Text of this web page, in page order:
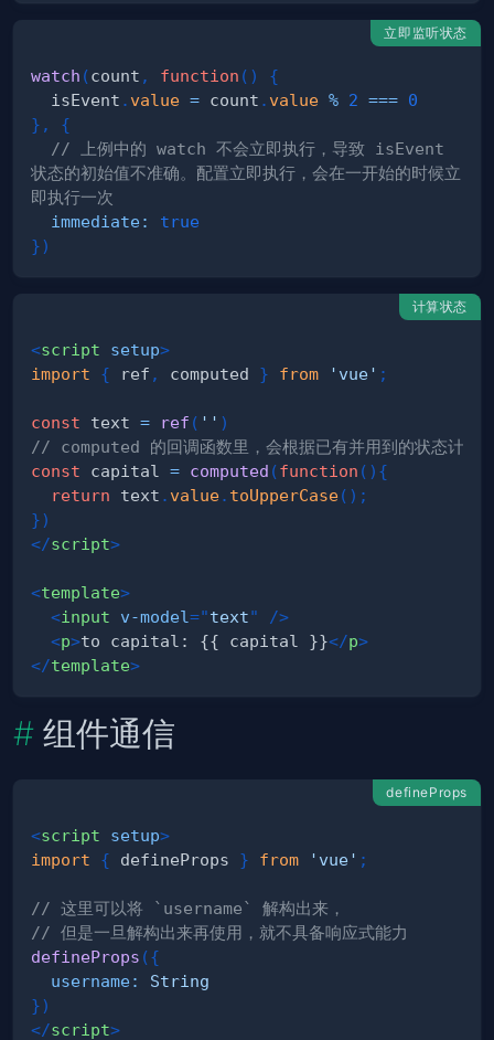
立即监听状态
watch (count , function ( )
{
  isEvent
. value = count . value % 2 === 0
} ,
{
// 上例中的 watch 不会立即执行，导致 isEvent
状态的初始值不准确。配置立即执行，会在一开始的时候立
即执行一次
immediate:
true
})
计算状态
<script setup>
import
{ ref , computed } from 'vue' ;
const text = ref ( '' )
// computed 的回调函数里，会根据已有并用到的状态计算
const capital = computed (function ( ) {
return text . value. toUpperCase( ) ;
})
</script>
<template>
<input v-model="text"
/>
<p>to capital: {{ capital }}</p>
</template>
组件通信
defineProps
<script setup>
import
{ defineProps } from 'vue' ;
// 这里可以将 `username` 解构出来，
// 但是一旦解构出来再使用，就不具备响应式能力
defineProps ({
username:
String
})
</script>